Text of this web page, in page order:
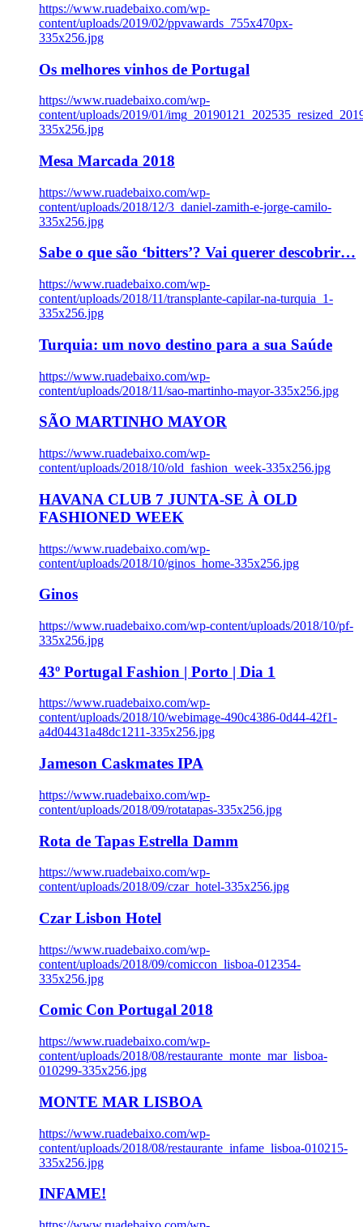
https://www.ruadebaixo.com/wp-
content/uploads/2019/02/ppvawards_755x470px-
335x256.jpg
Os melhores vinhos de Portugal
https://www.ruadebaixo.com/wp-
content/uploads/2019/01/
335x256.jpg
Mesa Marcada 2018
https://www.ruadebaixo.com/wp-
content/uploads/2018/12/3_daniel-zamith-e-jorge-camilo-
335x256.jpg
Sabe o que são ‘bitters’? Vai querer descobrir…
https://www.ruadebaixo.com/wp-
content/uploads/2018/11/transplante-capilar-na-turquia_1-
335x256.jpg
Turquia: um novo destino para a sua Saúde
https://www.ruadebaixo.com/wp-
content/uploads/2018/11/sao-martinho-mayor-335x256.jpg
SÃO MARTINHO MAYOR
https://www.ruadebaixo.com/wp-
content/uploads/2018/10/old_fashion_week-335x256.jpg
HAVANA CLUB 7 JUNTA-SE À OLD
FASHIONED WEEK
https://www.ruadebaixo.com/wp-
content/uploads/2018/10/ginos_home-335x256.jpg
Ginos
https://www.ruadebaixo.com/wp-content/uploads/2018/10/pf-
335x256.jpg
43º Portugal Fashion | Porto | Dia 1
https://www.ruadebaixo.com/wp-
content/uploads/2018/10/webimage-490c4386-0d44-42f1-
a4d04431a48dc1211-335x256.jpg
Jameson Caskmates IPA
https://www.ruadebaixo.com/wp-
content/uploads/2018/09/rotatapas-335x256.jpg
Rota de Tapas Estrella Damm
https://www.ruadebaixo.com/wp-
content/uploads/2018/09/czar_hotel-335x256.jpg
Czar Lisbon Hotel
https://www.ruadebaixo.com/wp-
content/uploads/2018/09/comiccon_lisboa-012354-
335x256.jpg
Comic Con Portugal 2018
https://www.ruadebaixo.com/wp-
content/uploads/2018/08/restaurante_monte_mar_lisboa-
010299-335x256.jpg
MONTE MAR LISBOA
https://www.ruadebaixo.com/wp-
content/uploads/2018/08/restaurante_infame_lisboa-010215-
335x256.jpg
INFAME!